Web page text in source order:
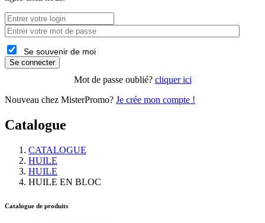
Se souvenir de moi
Se connecter
Mot de passe oublié? cliquer ici
Nouveau chez MisterPromo? Je crée mon compte !
Catalogue
CATALOGUE
HUILE
HUILE
HUILE EN BLOC
Catalogue de produits